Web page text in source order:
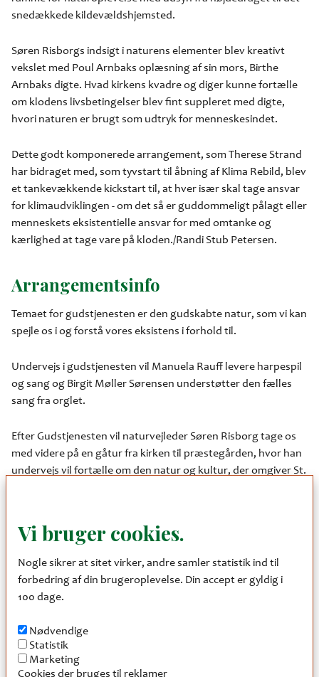
snedækkede kildevældshjemsted.
Søren Risborgs indsigt i naturens elementer blev kreativt
vekslet med Poul Arnbaks oplæsning af sin mors, Birthe
Arnbaks digte. Hvad kirkens kvadre og diger kunne fortælle
om klodens livsbetingelser blev fint suppleret med digte,
hvori naturen er brugt som udtryk for menneskesindet.
Dette godt komponerede arrangement, som Therese Strand
har bidraget med, som tyvstart til åbning af Klima Rebild, blev
et tankevækkende kickstart til, at hver især skal tage ansvar
for klimaudviklingen - om det så er guddommeligt pålagt eller
menneskets eksistentielle ansvar for med omtanke og
kærlighed at tage vare på kloden./Randi Stub Petersen.
Arrangementsinfo
Temaet for gudstjenesten er den gudskabte natur, som vi kan
spejle os i og forstå vores eksistens i forhold til.
Undervejs i gudstjenesten vil Manuela Rauff levere harpespil
og sang og Birgit Møller Sørensen understøtter den fælles
sang fra orglet.
Efter Gudstjenesten vil naturvejleder Søren Risborg tage os
med videre på en gåtur fra kirken til præstegården, hvor han
undervejs vil fortælle om den natur og kultur, der omgiver St.
Paul Arnbak vil supplere fortællingerne om naturen med
oplæsninger af Birthe Arnbaks digte, hvori naturen er brugt
som udtryk for menneskesindet. Men med den vinkel er
uden?
Vi bruger cookies.
Nogle sikrer at sitet virker, andre samler statistik ind til
forbedring af din brugeroplevelse. Din accept er gyldig i
100 dage.
Nødvendige
Statistik
Marketing
Cookies der bruges til reklamer